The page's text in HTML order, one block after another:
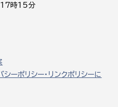
時15分
ーポリシー・リンクポリシーに